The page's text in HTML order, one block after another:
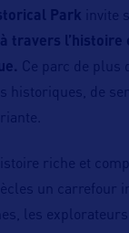
Park invite
travers
Ce parc de plus
historiques, de
riche et
un carrefour
les